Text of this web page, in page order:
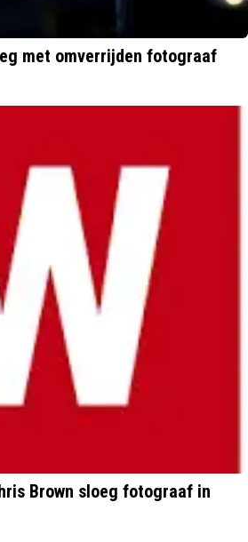
met omverrijden fotograaf
Brown sloeg fotograaf in